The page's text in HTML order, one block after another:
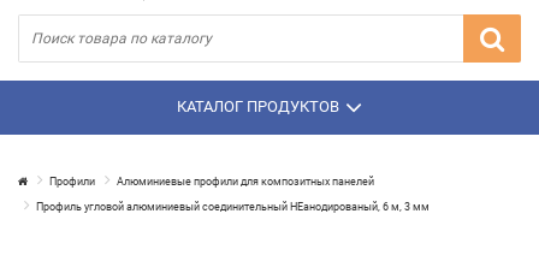
КАТАЛОГ ПРОДУКТОВ
Профили Алюминиевые профили для композитных панелей
Профиль угловой алюминиевый соединительный НЕанодированый, 6 м, 3 мм